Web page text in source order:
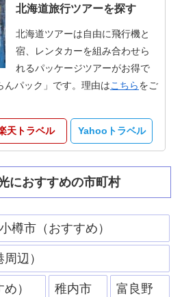
北海道旅行ツアーを探す
北海道ツアーは自由に飛行機と
宿、レンタカーを組み合わせら
れるパッケージツアーがお得で
んパック」です。理由はこちらをご
天トラベル Yahooトラベル
におすすめの市町村
小樽市（おすすめ）
辺）
） 稚内市 富良野